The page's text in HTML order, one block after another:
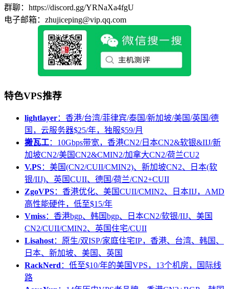
群聊：https://discord.gg/YRNaXa4fgU
电子邮箱：zhujiceping@vip.qq.com
特色VPS推荐
lightlayer：香港/台湾/菲律宾/泰国/新加坡/美国/英国/德
国，云服务器$25/年，独服$59/月
搬瓦工：10Gbps带宽，香港CN2/日本CN2&软银&IIJ/新
加坡CN2/美国CN2&CMIN2/加拿大CN2/荷兰CU2
V.PS：美国(CN2/CUII/CMIN2)、新加坡CN2、日本(软
银/IIJ)、英国CUII、德国/荷兰/CN2+CUII
ZgoVPS：香港优化、美国CUII/CMIN2、日本IIJ，AMD
高性能硬件，低至$15/年
Vmiss：香港bgp、韩国bgp、日本CN2/软银/IIJ、美国
CN2/CUII/CMIN2、英国住宅/CUII
Lisahost：原生/双ISP/家庭住宅IP，香港、台湾、韩国、
日本、新加坡、美国、英国
RackNerd ：低至$10/年的美国VPS，13个机房，国际线
路